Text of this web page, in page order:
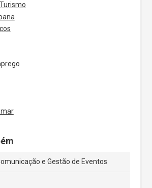
e Gestão de Eventos